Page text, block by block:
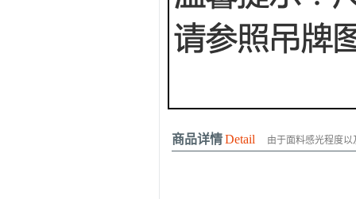
商品详情Detail 由于面料感光程度